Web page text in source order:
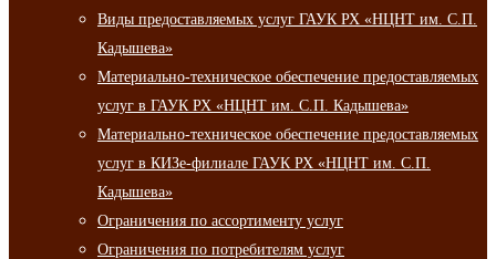
Виды предоставляемых услуг ГАУК РХ «НЦНТ им. С.П.
Кадышева»
Материально-техническое обеспечение предоставляемых
услуг в ГАУК РХ «НЦНТ им. С.П. Кадышева»
Материально-техническое обеспечение предоставляемых
услуг в КИЗе-филиале ГАУК РХ «НЦНТ им. С.П.
Кадышева»
Ограничения по ассортименту услуг
Ограничения по потребителям услуг